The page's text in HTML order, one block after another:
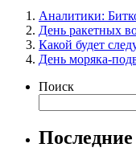
Аналитики:
День ракетных
Какой будет
День моряка-
Поиск